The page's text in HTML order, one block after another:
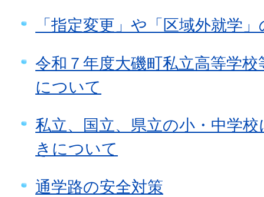
「指定変更」や「区域外就学
令和７年度大磯町私立高等学
について
私立、国立、県立の小・中学
きについて
通学路の安全対策